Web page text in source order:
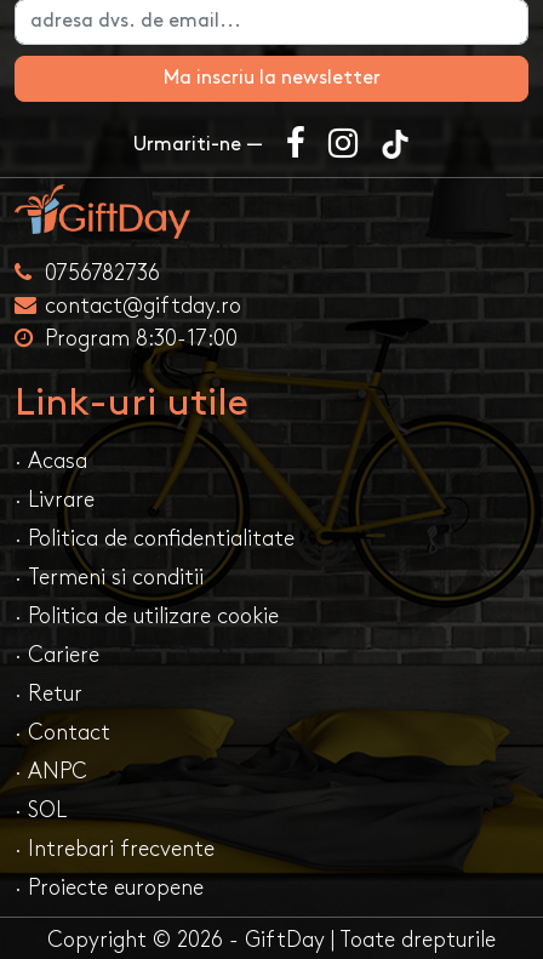
Ma inscriu la newsletter
Urmariti-ne —
0756782736
contact@giftday.ro
Program 8:30-17:00
Link-uri utile
· Acasa
· Livrare
· Politica de confidentialitate
· Termeni si conditii
· Politica de utilizare cookie
· Cariere
· Retur
· Contact
· ANPC
· SOL
· Intrebari frecvente
· Proiecte europene
Copyright © 2026 - GiftDay | Toate drepturile